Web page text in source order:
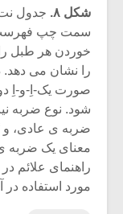
شکل ۸.
جدول
سمت چپ فهرست
خوردن هر طبل
را نشان می دهد.
صورت یک-اِ-و-اِ
معنای یک ضربه
راهنمای علائم
مورد استفاده